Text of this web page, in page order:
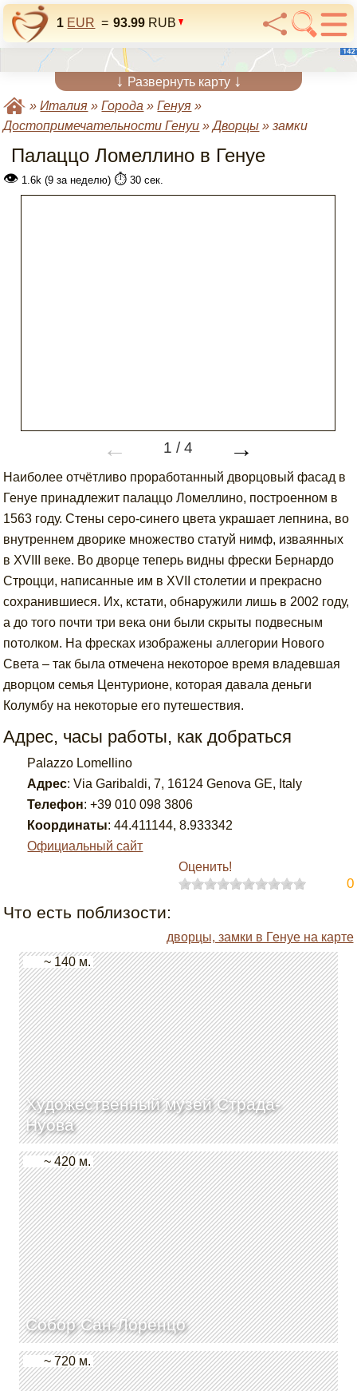
1 EUR = 93.99 RUB
↓ Развернуть карту ↓
»Италия »Города »Генуя »
Достопримечательности Генуи »Дворцы »замки
Палаццо Ломеллино в Генуе
👁 1.6k (9 за неделю) ⏱️ 30 сек.
← 1 /4 →
Наиболее отчётливо проработанный дворцовый фасад в
Генуе принадлежит палаццо Ломеллино, построенном в
1563 году. Стены серо-синего цвета украшает лепнина, во
внутреннем дворике множество статуй нимф, изваянных
в XVIII веке. Во дворце теперь видны фрески Бернардо
Строцци, написанные им в XVII столетии и прекрасно
сохранившиеся. Их, кстати, обнаружили лишь в 2002 году,
а до того почти три века они были скрыты подвесным
потолком. На фресках изображены аллегории Нового
Света – так была отмечена некоторое время владевшая
дворцом семья Центурионе, которая давала деньги
Колумбу на некоторые его путешествия.
Адрес, часы работы, как добраться
Palazzo Lomellino
Адрес:Via Garibaldi, 7, 16124 Genova GE, Italy
Телефон:+39 010 098 3806
Координаты: 44.411144,8.933342
Официальный сайт
Оценить!
0
Что есть поблизости:
дворцы, замки в Генуе на карте
Художественный музей Страда-
Нуова
~ 140 м.
Собор Сан-Лоренцо
~ 420 м.
~ 720 м.